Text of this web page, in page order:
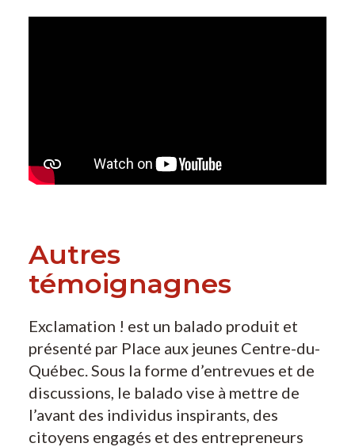
Autres
témoignagnes
Exclamation ! est un balado produit et
présenté par Place aux jeunes Centre-du-
Québec. Sous la forme d’entrevues et de
discussions, le balado vise à mettre de
l’avant des individus inspirants, des
citoyens engagés et des entrepreneurs